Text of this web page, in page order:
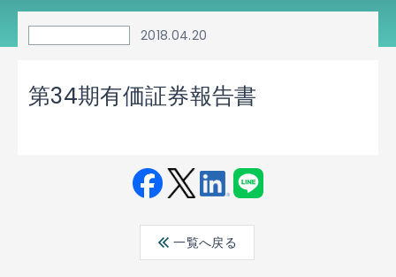
2018.04.20
第34期有価証券報告書
ebo ter
edin
一覧へ戻る